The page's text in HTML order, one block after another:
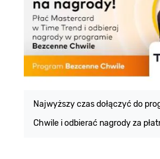
Najwyższy czas dołączyć do
Chwile i odbierać nagrody za